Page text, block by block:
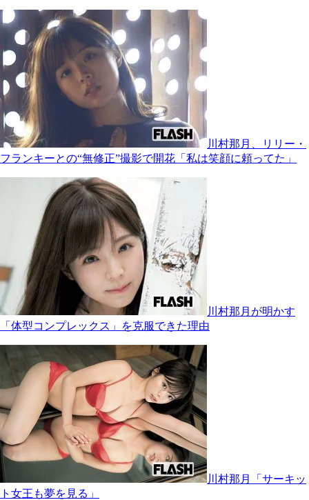
川村那月、リリー・
フランキーとの“無修正”撮影で開花「私は笑顔に頼ってた」
川村那月が明かす
「体型コンプレックス」を克服できた理由
川村那月「サーキッ
ト女王も夢を見る」